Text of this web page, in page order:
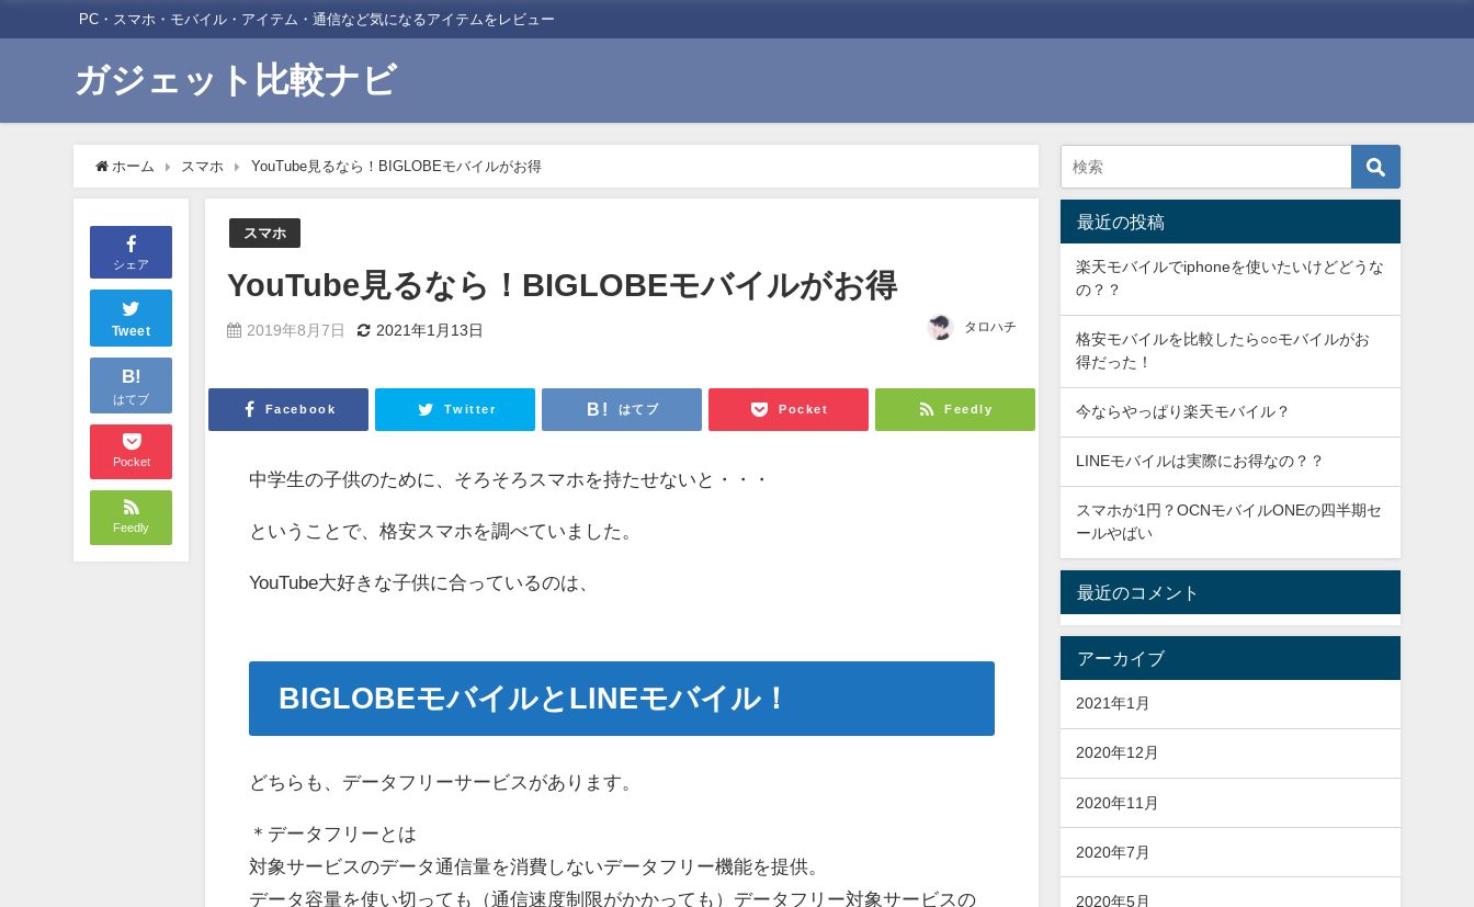
PC・スマホ・モバイル・アイテム・通信など気になるアイテムをレビュー
ガジェット比較ナビ
ホーム スマホ YouTube見るなら！BIGLOBEモバイルがお得
シェア
Tweet
B!
はてブ
Pocket
Feedly
スマホ
YouTube見るなら！BIGLOBEモバイルがお得
2019年8月7日 2021年1月13日 タロハチ
Facebook Twitter はてブ Pocket Feedly
中学生の子供のために、そろそろスマホを持たせないと・・・
ということで、格安スマホを調べていました。
YouTube大好きな子供に合っているのは、
BIGLOBEモバイルとLINEモバイル！
どちらも、データフリーサービスがあります。
＊データフリーとは
対象サービスのデータ通信量を消費しないデータフリー機能を提供。
データ容量を使い切っても（通信速度制限がかかっても）データフリー対象サービスの
最近の投稿
楽天モバイルでiphoneを使いたいけどどうな
の？？
格安モバイルを比較したら○○モバイルがお
得だった！
今ならやっぱり楽天モバイル？
LINEモバイルは実際にお得なの？？
スマホが1円？OCNモバイルONEの四半期セ
ールやばい
最近のコメント
アーカイブ
2021年1月
2020年12月
2020年11月
2020年7月
2020年5月